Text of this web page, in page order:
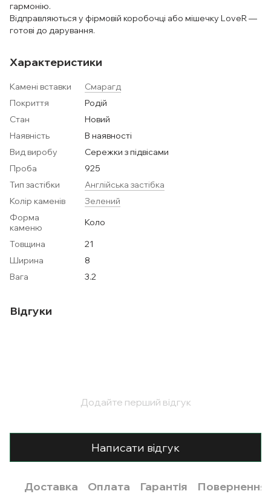
гармонію.
Відправляються у фірмовій коробочці або мішечку LoveR —
готові до дарування.
Характеристики
Камені вставки
Смарагд
Покриття
Родій
Стан
Новий
Наявність
В наявності
Вид виробу
Сережки з підвісами
Проба
925
Тип застібки
Англійська застібка
Колір каменів
Зелений
Форма
каменю
Коло
Товщина
21
Ширина
8
Вага
3.2
Відгуки
Додайте перший відгук
Написати відгук
Доставка Оплата Гарантія Повернення